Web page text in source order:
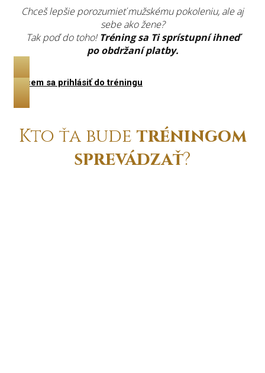
Chceš lepšie porozumieť mužskému pokoleniu, ale aj
sebe ako žene?
Tak poď do toho! Tréning sa Ti sprístupní ihneď
po obdržaní platby.
Chcem sa prihlásiť do tréningu
Kto ťa bude tréningom
sprevádzať?